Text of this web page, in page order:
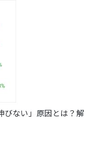
びない」原因とは？解